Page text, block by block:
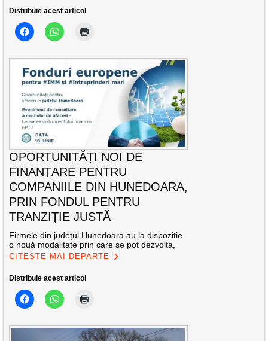
Distribuie acest articol
OPORTUNITĂȚI NOI DE
FINANȚARE PENTRU
COMPANIILE DIN HUNEDOARA,
PRIN FONDUL PENTRU
TRANZIȚIE JUSTĂ
Firmele din județul Hunedoara au la dispoziție
o nouă modalitate prin care se pot dezvolta,
CITEȘTE MAI DEPARTE
Distribuie acest articol